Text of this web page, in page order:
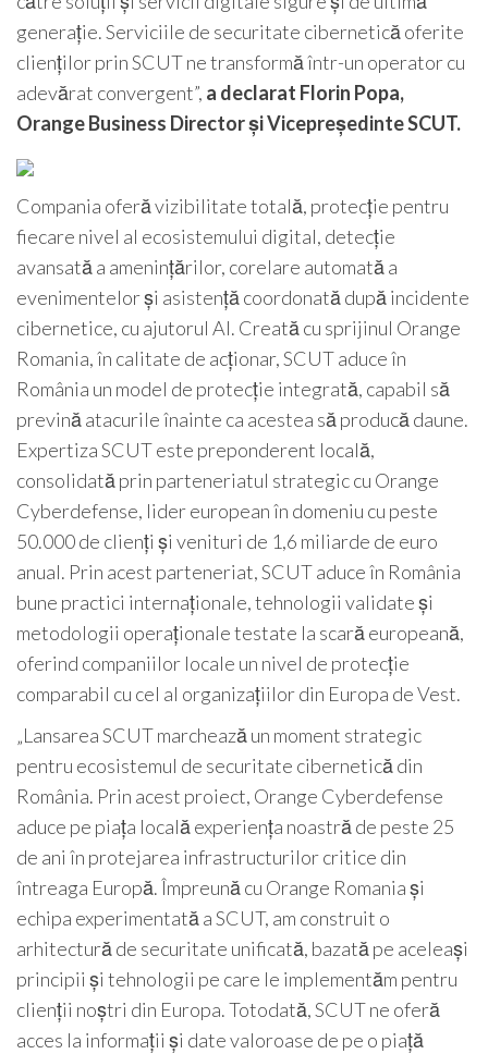
generație. Serviciile de securitate cibernetică oferite
clienților prin SCUT ne transformă într-un operator cu
adevărat convergent”, a declarat Florin Popa,
Orange Business Director și Vicepreședinte SCUT.
Compania oferă vizibilitate totală, protecție pentru
fiecare nivel al ecosistemului digital, detecție
avansată a amenințărilor, corelare automată a
evenimentelor și asistență coordonată după incidente
cibernetice, cu ajutorul AI. Creată cu sprijinul Orange
Romania, în calitate de acționar, SCUT aduce în
România un model de protecție integrată, capabil să
prevină atacurile înainte ca acestea să producă daune.
Expertiza SCUT este preponderent locală,
consolidată prin parteneriatul strategic cu Orange
Cyberdefense, lider european în domeniu cu peste
50.000 de clienți și venituri de 1,6 miliarde de euro
anual. Prin acest parteneriat, SCUT aduce în România
bune practici internaționale, tehnologii validate și
metodologii operaționale testate la scară europeană,
oferind companiilor locale un nivel de protecție
comparabil cu cel al organizațiilor din Europa de Vest.
„Lansarea SCUT marchează un moment strategic
pentru ecosistemul de securitate cibernetică din
România. Prin acest proiect, Orange Cyberdefense
aduce pe piața locală experiența noastră de peste 25
de ani în protejarea infrastructurilor critice din
întreaga Europă. Împreună cu Orange Romania și
echipa experimentată a SCUT, am construit o
arhitectură de securitate unificată, bazată pe aceleași
principii și tehnologii pe care le implementăm pentru
clienții noștri din Europa. Totodată, SCUT ne oferă
acces la informații și date valoroase de pe o piață